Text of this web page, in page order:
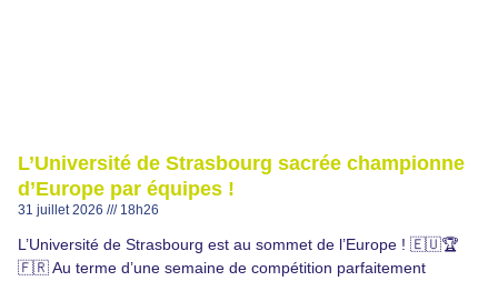
L’Université de Strasbourg sacrée championne
d’Europe par équipes !
31 juillet 2026 18h26
L’Université de Strasbourg est au sommet de l’Europe ! 🇪🇺🏆
🇫🇷 Au terme d’une semaine de compétition parfaitement